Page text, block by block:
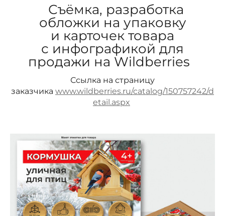
Съёмка, разработка
обложки на упаковку
и карточек товара
с инфографикой для
продажи на Wildberries
Ссылка на страницу
заказчика www.wildberries.ru/catalog/150757242/d
etail.aspx